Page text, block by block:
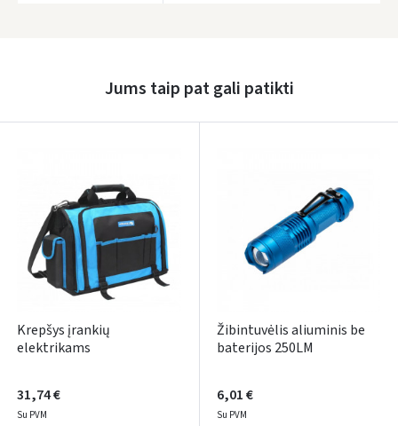
Jums taip pat gali patikti
Krepšys įrankių
elektrikams
31,74 €
Su PVM
Žibintuvėlis aliuminis be
baterijos 250LM
6,01 €
Su PVM
Rašyti atsiliepimą
Facebook
Dar neturite paskyros? Registruokites